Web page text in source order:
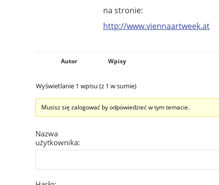
na stronie:
http://www.viennaartweek.at
Autor Wpisy
Wyświetlanie 1 wpisu (z 1 w sumie)
Musisz się zalogować by odpowiedzieć w tym temacie.
Nazwa
użytkownika: